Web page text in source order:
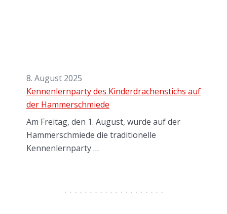
8. August 2025
Kennenlernparty des Kinderdrachenstichs auf
der Hammerschmiede
Am Freitag, den 1. August, wurde auf der
Hammerschmiede die traditionelle
Kennenlernparty …